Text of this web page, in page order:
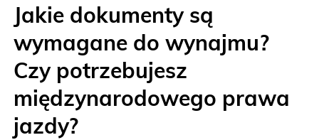
Jakie dokumenty są
wymagane do wynajmu?
Czy potrzebujesz
międzynarodowego prawa
jazdy?